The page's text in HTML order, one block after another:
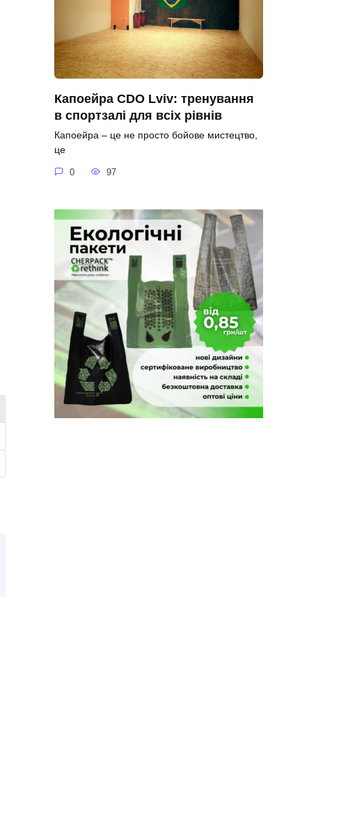
Капоейра CDO Lviv: тренування
в спортзалі для всіх рівнів
Капоейра – це не просто бойове мистецтво,
це
0 97